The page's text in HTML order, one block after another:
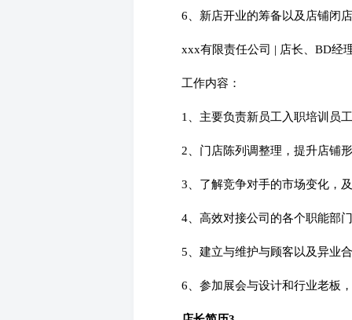
6、新店开业的筹备以及店铺闭
xxx有限责任公司 | 店长、BD经
工作内容：
1、主要负责新员工入职培训员
2、门店陈列调整理，提升店铺
3、了解竞争对手的市场变化，
4、高效对接公司的各个职能部
5、建立与维护与顾客以及异业
6、参加展会与设计和行业老板